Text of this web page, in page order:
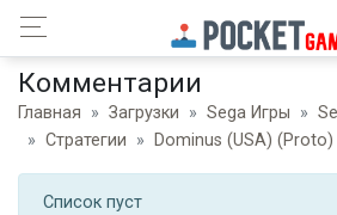
Комментарии
Главная Загрузки Sega Игры
Стратегии
Dominus (USA) (Proto)
Список пуст